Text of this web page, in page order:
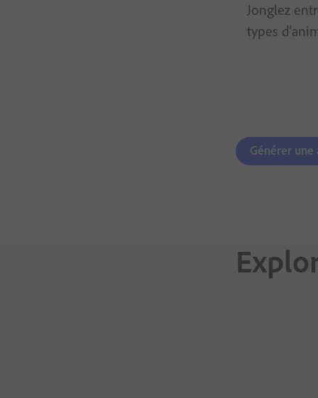
Jonglez
types
Générer une